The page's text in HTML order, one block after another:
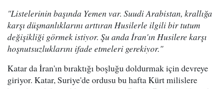
"Listelerinin başında Yemen var. Suudi Arabistan, krallığa
karşı düşmanlıklarını arttıran Husilerle ilgili bir tutum
değişikliği görmek istiyor. Şu anda İran'ın Husilere karşı
hoşnutsuzluklarını ifade etmeleri gerekiyor."
Katar da İran'ın bıraktığı boşluğu doldurmak için devreye
giriyor. Katar, Suriye'de ordusu bu hafta Kürt milislere